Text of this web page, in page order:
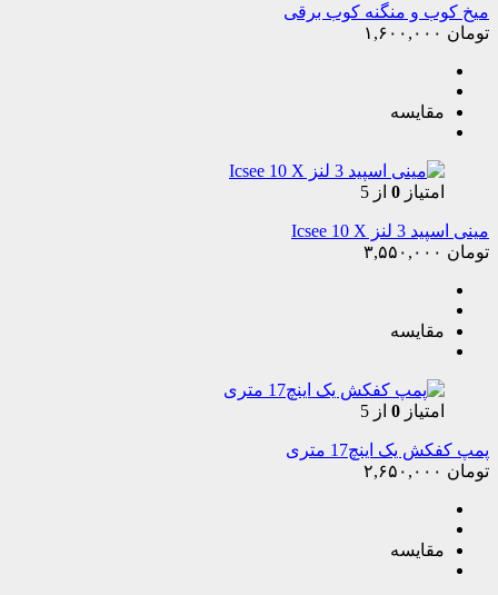
میخ کوب و منگنه کوب برقی
تومان
مقایسه
امتیاز 0 از 5
مینی اسپید 3 لنز Icsee 10 X
تومان
مقایسه
امتیاز 0 از 5
پمپ کفکش یک اینچ17 متری
تومان
مقایسه